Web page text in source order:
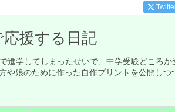
援する日記
進学してしまったせいで、中学受験どころ
娘のために作った自作プリントを公開しつ